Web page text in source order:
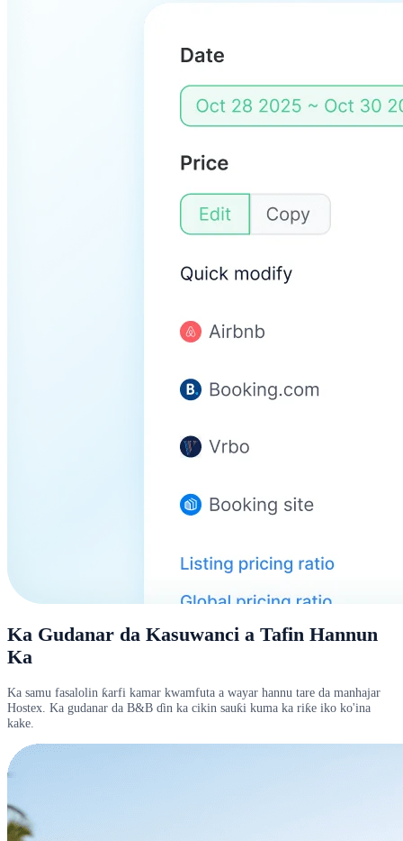
Ka Gudanar da Kasuwanci a Tafin Hannun
Ka
Ka samu fasalolin ƙarfi kamar kwamfuta a wayar hannu tare da manhajar
Hostex. Ka gudanar da B&B ɗin ka cikin sauƙi kuma ka riƙe iko ko'ina
kake.